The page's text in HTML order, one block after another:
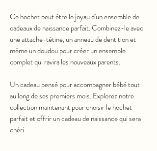
Ce hochet peut être le joyau d'un ensemble de
cadeaux de naissance parfait. Combinez-le avec
une attache-tétine, un anneau de dentition et
même un doudou pour créer un ensemble
complet qui ravira les nouveaux parents.
Un cadeau pensé pour accompagner bébé tout
au long de ses premiers mois. Explorez notre
collection maintenant pour choisir le hochet
parfait et offrir un cadeau de naissance qui sera
chéri.